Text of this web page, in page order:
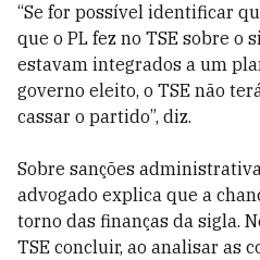
“Se for possível identificar
que o PL fez no TSE sobre o
estavam integrados a um
governo eleito, o TSE não
cassar o partido”, diz.
Sobre sanções
advogado explica que a
torno das finanças da sigla.
TSE concluir, ao analisar as